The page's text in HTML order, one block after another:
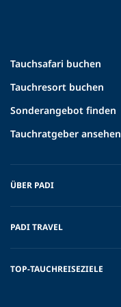
Tauchsafari buchen
Tauchresort buchen
Sonderangebot finden
Tauchratgeber ansehen
ÜBER PADI
PADI TRAVEL
TOP-TAUCHREISEZIELE